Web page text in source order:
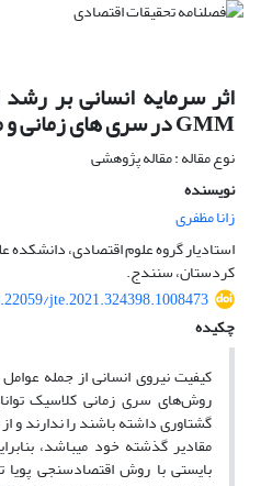
اثر سرمایه انسانی بر
GMM در سری های زمانی و منطق فازی
نوع مقاله : مقاله پژوهشی
نویسنده
زانا مظفری
استادیار گروه علوم اقتصادی، دانشکده
کردستان، سنندج.
jte.2021.324398.1008473
چکیده
کیفیت نیروی انسانی از جمله
روش‌های سری زمانی کلاسیک
گشتاوری داشته باشند را ندارند و
مقادیر گذشته خود می­باشد،
بایستی با روش اقتصادسنجی